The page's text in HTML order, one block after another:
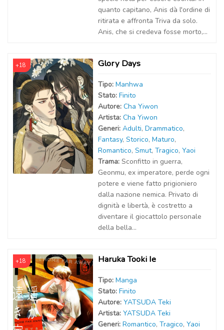
quanto capitano, Anis dà l'ordine di
ritirata e affronta Triva da solo.
Anis, che si credeva fosse morto,...
+18 Glory Days
Tipo: Manhwa
Stato: Finito
Autore: Cha Yiwon
Artista: Cha Yiwon
Generi: Adulti, Drammatico,
Fantasy, Storico, Maturo,
Romantico, Smut, Tragico, Yaoi
Trama: Sconfitto in guerra,
Geonmu, ex imperatore, perde ogni
potere e viene fatto prigioniero
dalla nazione nemica. Privato di
dignità e libertà, è costretto a
diventare il giocattolo personale
della bella...
+18 Haruka Tooki Ie
Tipo: Manga
Stato: Finito
Autore: YATSUDA Teki
Artista: YATSUDA Teki
Generi: Romantico, Tragico, Yaoi